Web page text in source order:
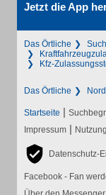
Jetzt die App
Das Örtliche
Kfz-
Das Örtliche
Startseite |
Impressum |
Datenschutz-
Facebook - Fan